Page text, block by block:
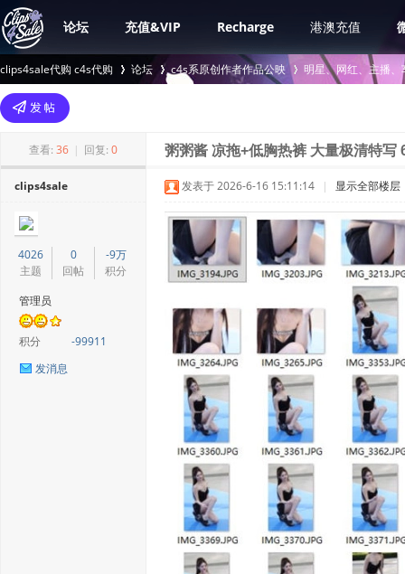
论坛 充值&VIP Recharge 港澳充值
clips4sale代购 c4s代购
>
论坛 c4s系原创作者作品公映
›
明星、网红、主播
查看: 36 | 回复: 0 粥粥酱 凉拖+低胸热裤 大量极清特写
clips4sale
4026
主题
0
回帖
-9万
积分
管理员
积分
-99911
发消息
发表于 2026-6-16 15:11:14 | 显示全部楼层